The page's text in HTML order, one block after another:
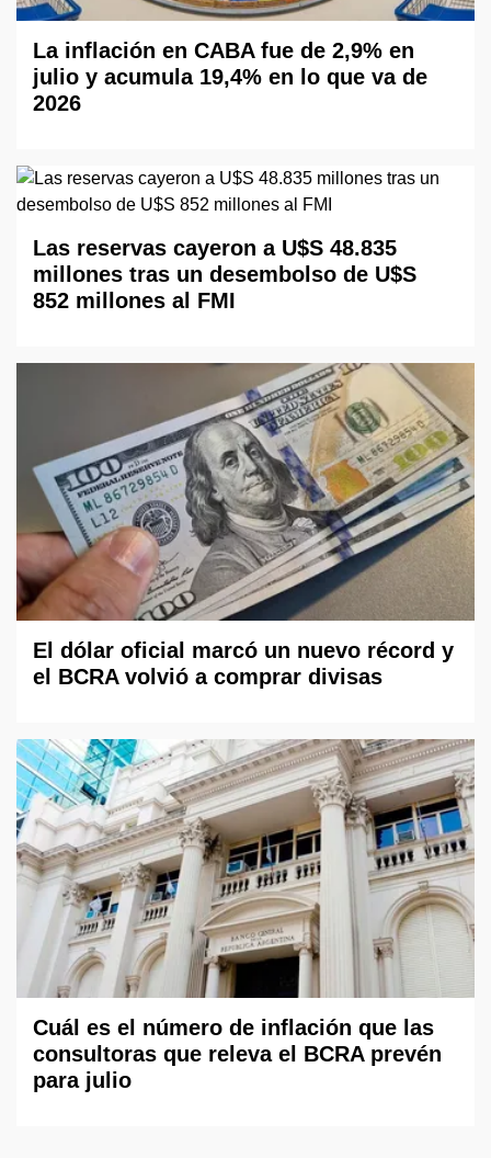
La inflación en CABA fue de 2,9% en
julio y acumula 19,4% en lo que va de
2026
Las reservas cayeron a U$S 48.835
millones tras un desembolso de U$S
852 millones al FMI
El dólar oficial marcó un nuevo récord y
el BCRA volvió a comprar divisas
Cuál es el número de inflación que las
consultoras que releva el BCRA prevén
para julio